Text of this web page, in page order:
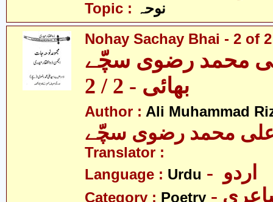
Topic :
نوحہ
Nohay Sachay Bhai - 2 of 2
محمد رضوی سچّے
بھائی - 2 / 2
Author : Ali Muhammad
محمد رضوی سچّے
Translator :
Language : Urdu
Category : Poetry